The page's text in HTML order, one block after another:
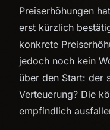
Preiserhöhungen
erst kürzlich
konkrete
jedoch noch kein
über den Start: der
Verteuerung? Die
empfindlich